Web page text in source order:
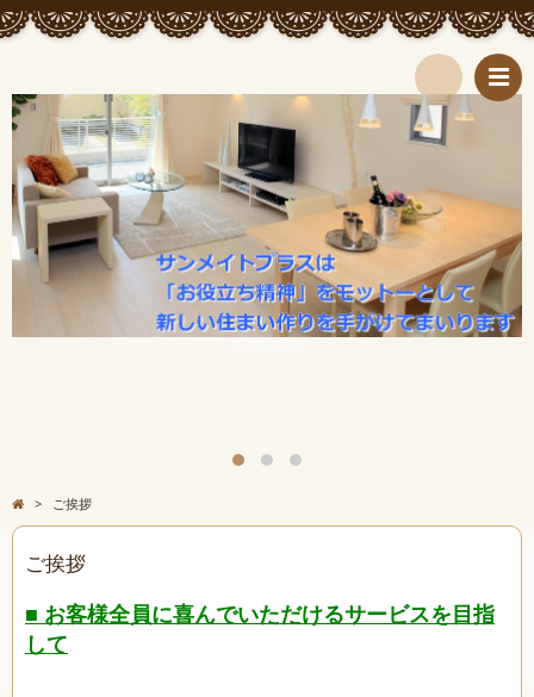
検
> ご挨拶
ご挨拶
■ お客様全員に喜んでいただけるサービスを目指
して